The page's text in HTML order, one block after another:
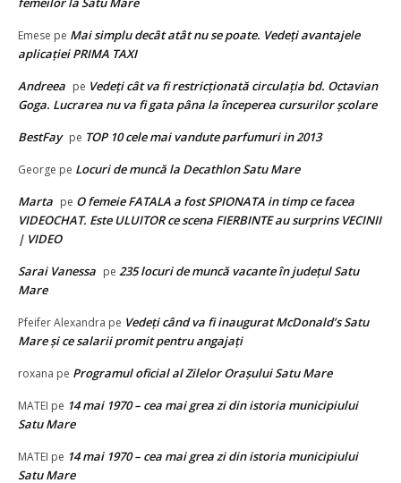
Emese pe Mai simplu decât atât nu se poate. Vedeţi avantajele
aplicaţiei PRIMA TAXI
Andreea pe Vedeţi cât va fi restricţionată circulaţia bd. Octavian
Goga. Lucrarea nu va fi gata pâna la începerea cursurilor şcolare
BestFay pe TOP 10 cele mai vandute parfumuri in 2013
George pe Locuri de muncă la Decathlon Satu Mare
Marta pe O femeie FATALA a fost SPIONATA in timp ce facea
VIDEOCHAT. Este ULUITOR ce scena FIERBINTE au surprins VECINII
| VIDEO
Sarai Vanessa pe 235 locuri de muncă vacante în județul Satu
Mare
Pfeifer Alexandra pe Vedeţi când va fi inaugurat McDonald’s Satu
Mare şi ce salarii promit pentru angajaţi
roxana pe Programul oficial al Zilelor Orașului Satu Mare
MATEI pe 14 mai 1970 – cea mai grea zi din istoria municipiului
Satu Mare
MATEI pe 14 mai 1970 – cea mai grea zi din istoria municipiului
Satu Mare